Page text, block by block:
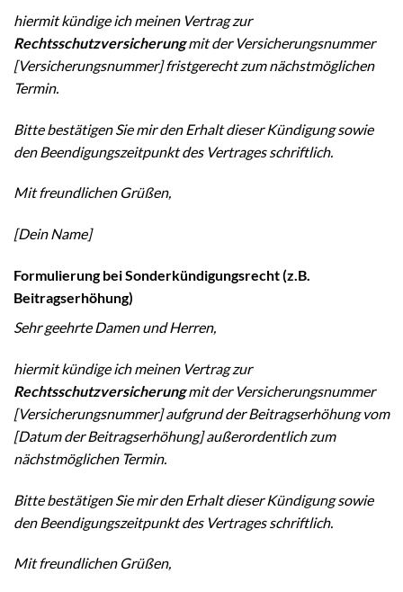
hiermit kündige ich meinen Vertrag zur
Rechtsschutzversicherungmit der Versicherungsnummer
[Versicherungsnummer] fristgerecht zum nächstmöglichen
Termin.
Bitte bestätigen Sie mir den Erhalt dieser Kündigung sowie
den Beendigungszeitpunkt des Vertrages schriftlich.
Mit freundlichen Grüßen,
[Dein Name]
Formulierung bei Sonderkündigungsrecht (z.B.
Beitragserhöhung)
Sehr geehrte Damen und Herren,
hiermit kündige ich meinen Vertrag zur
Rechtsschutzversicherungmit der Versicherungsnummer
[Versicherungsnummer] aufgrund der Beitragserhöhung vom
[Datum der Beitragserhöhung] außerordentlich zum
nächstmöglichen Termin.
Bitte bestätigen Sie mir den Erhalt dieser Kündigung sowie
den Beendigungszeitpunkt des Vertrages schriftlich.
Mit freundlichen Grüßen,